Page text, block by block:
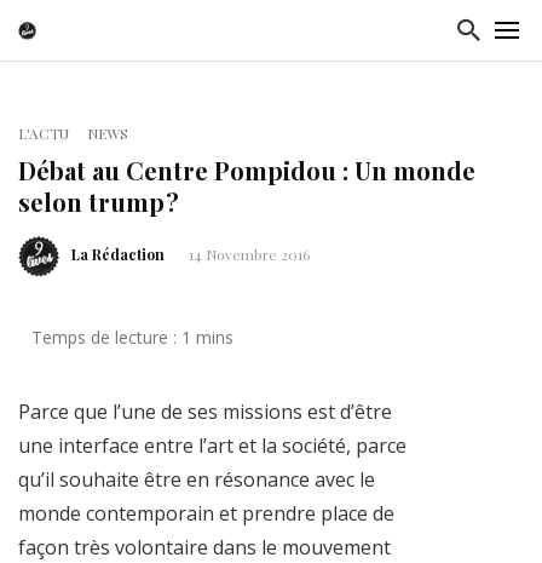
L'ACTU NEWS
Débat au Centre Pompidou : Un monde
selon trump ?
La Rédaction 14 Novembre 2016
Parce que l’une de ses missions est d’être
une interface entre l’art et la société, parce
qu’il souhaite être en résonance avec le
monde contemporain et prendre place de
façon très volontaire dans le mouvement